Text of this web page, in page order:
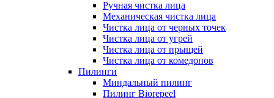
Ручная чистка лица
Механическая чистка лица
Чистка лица от черных точек
Чистка лица от угрей
Чистка лица от прыщей
Чистка лица от комедонов
Пилинги
Миндальный пилинг
Пилинг Biorepeel